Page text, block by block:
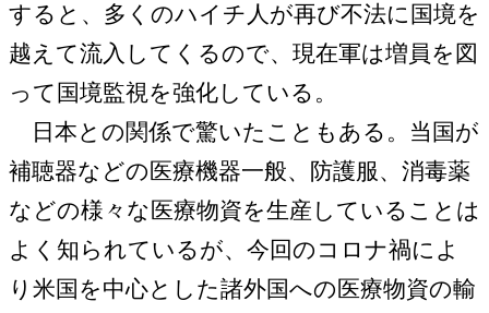
すると、多くのハイチ人が再び不法に国境を
越えて流入してくるので、現在軍は増員を図
って国境監視を強化している。
日本との関係で驚いたこともある。当国が
補聴器などの医療機器一般、防護服、消毒薬
などの様々な医療物資を生産していることは
よく知られているが、今回のコロナ禍によ
り米国を中心とした諸外国への医療物資の輸